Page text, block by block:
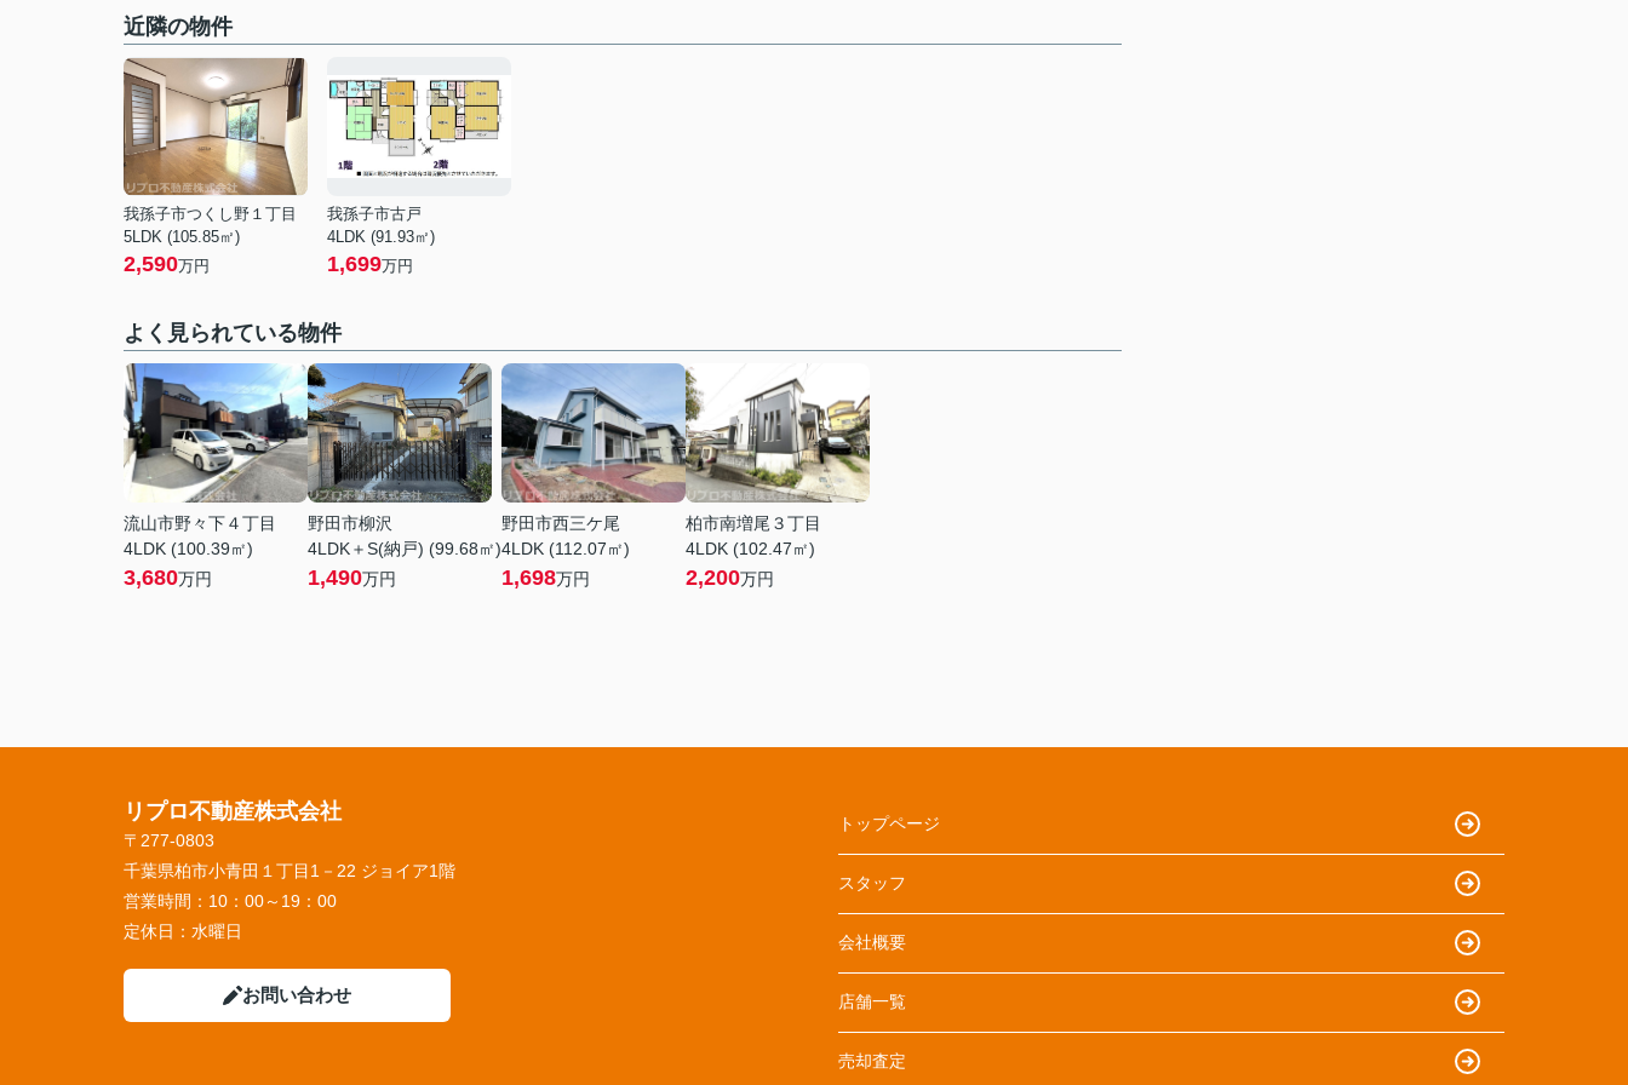
近隣の物件
我孫子市つくし野１丁目
5LDK (105.85㎡)
2,590万円
我孫子市古戸
4LDK (91.93㎡)
1,699万円
よく見られている物件
流山市野々下４丁目
4LDK (100.39㎡)
3,680万円
野田市柳沢
4LDK＋S(納戸) (99.68㎡)
1,490万円
野田市西三ケ尾
4LDK (112.07㎡)
1,698万円
柏市南増尾３丁目
4LDK (102.47㎡)
2,200万円
リプロ不動産株式会社
〒277-0803
千葉県柏市小青田１丁目1－22 ジョイア1階
営業時間： 10：00～19：00
定休日： 水曜日
お問い合わせ
トップページ
スタッフ
会社概要
店舗一覧
売却査定